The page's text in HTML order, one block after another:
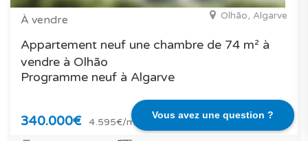
Vous avez une question ?
À vendre Olhão, Algarve
Appartement neuf une chambre de 74 m² à
vendre à Olhão
Programme neuf à Algarve
340.000€ 4.595€/m²